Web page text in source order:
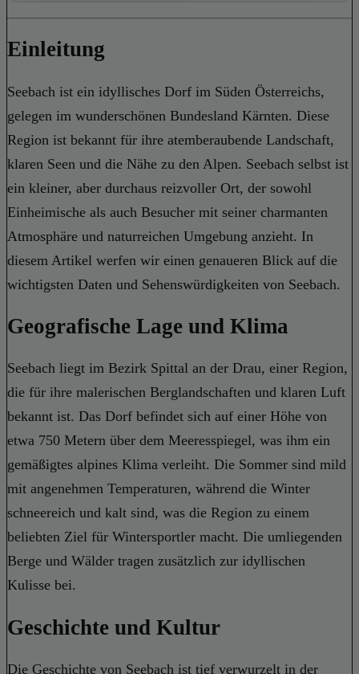
Einleitung
Seebach ist ein idyllisches Dorf im Süden Österreichs,
gelegen im wunderschönen Bundesland Kärnten. Diese
Region ist bekannt für ihre atemberaubende Landschaft,
klaren Seen und die Nähe zu den Alpen. Seebach selbst ist
ein kleiner, aber durchaus reizvoller Ort, der sowohl
Einheimische als auch Besucher mit seiner charmanten
Atmosphäre und naturreichen Umgebung anzieht. In
diesem Artikel werfen wir einen genaueren Blick auf die
wichtigsten Daten und Sehenswürdigkeiten von Seebach.
Geografische Lage und Klima
Seebach liegt im Bezirk Spittal an der Drau, einer Region,
die für ihre malerischen Berglandschaften und klaren Luft
bekannt ist. Das Dorf befindet sich auf einer Höhe von
etwa 750 Metern über dem Meeresspiegel, was ihm ein
gemäßigtes alpines Klima verleiht. Die Sommer sind mild
mit angenehmen Temperaturen, während die Winter
schneereich und kalt sind, was die Region zu einem
beliebten Ziel für Wintersportler macht. Die umliegenden
Berge und Wälder tragen zusätzlich zur idyllischen
Kulisse bei.
Geschichte und Kultur
Die Geschichte von Seebach ist tief verwurzelt in der